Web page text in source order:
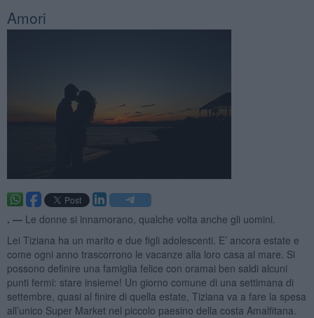
Amori
. — Le donne si innamorano, qualche volta anche gli uomini.
Lei Tiziana ha un marito e due figli adolescenti. E’ ancora estate e
come ogni anno trascorrono le vacanze alla loro casa al mare. Si
possono definire una famiglia felice con oramai ben saldi alcuni
punti fermi: stare insieme! Un giorno comune di una settimana di
settembre, quasi al finire di quella estate, Tiziana va a fare la spesa
all’unico Super Market nel piccolo paesino della costa Amalfitana.